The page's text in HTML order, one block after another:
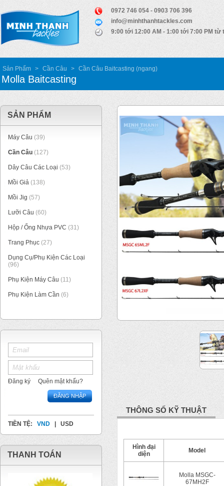
0972 746 054 - 0903 706 396
info@minhthanhtackles.com
9:00 tới 12:00 AM - 1:00 tới 7:00 PM từ
Sản Phẩm > Cần Câu > Cần Câu Baitcasting (ngang)
Molla Baitcasting
SẢN PHẨM
Máy Câu (39)
Cần Câu (127)
Dây Câu Các Loại (53)
Mồi Giả (138)
Mồi Jig (57)
Lưỡi Câu (60)
Hộp / Ống Nhựa PVC (31)
Trang Phục (27)
Dụng Cụ/Phụ Kiện Các Loại
(96)
Phụ Kiện Máy Câu (11)
Phụ Kiện Làm Cần (6)
Đăng ký Quên mật khẩu?
ĐĂNG NHẬP
TIỀN TỆ: VND USD
THANH TOÁN
THÔNG SỐ KỸ THUẬT
Hình đại
diện
Model
Molla MSGC-
67MH2F